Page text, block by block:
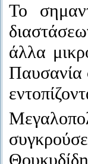
Το
άλλα
Παυσανία